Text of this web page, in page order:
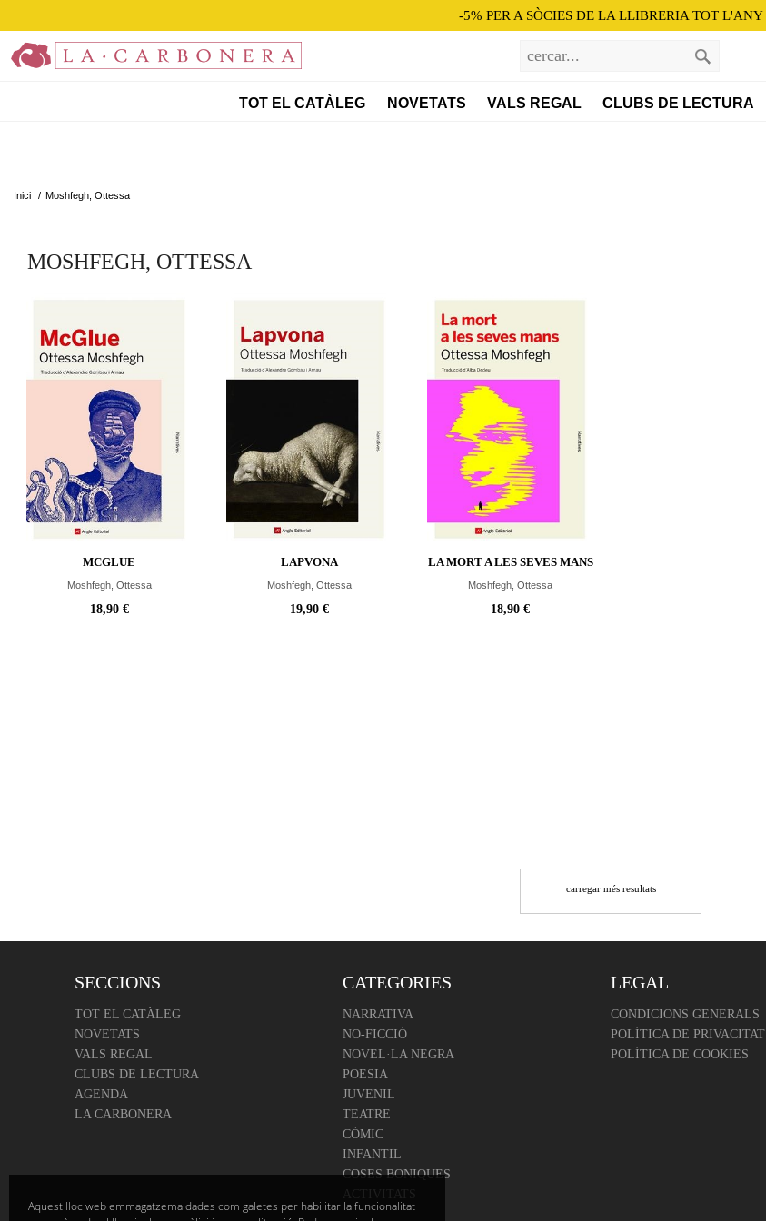
-5% PER A SÒCIES DE LA LLIBRERIA TOT L'ANY
TOT EL CATÀLEG NOVETATS VALS REGAL CLUBS DE LECTURA
Inici / Moshfegh, Ottessa
MOSHFEGH, OTTESSA
MCGLUE
Moshfegh, Ottessa
18,90 €
LAPVONA
Moshfegh, Ottessa
19,90 €
LA MORT A LES SEVES MANS
Moshfegh, Ottessa
18,90 €
carregar més resultats
SECCIONS
TOT EL CATÀLEG
NOVETATS
VALS REGAL
CLUBS DE LECTURA
AGENDA
LA CARBONERA
CATEGORIES
NARRATIVA
NO-FICCIÓ
NOVEL·LA NEGRA
POESIA
JUVENIL
TEATRE
CÒMIC
INFANTIL
COSES BONIQUES
LEGAL
CONDICIONS GENERALS
POLÍTICA DE PRIVACITAT
POLÍTICA DE COOKIES
Aquest lloc web emmagatzema dades com galetes per habilitar la funcionalitat